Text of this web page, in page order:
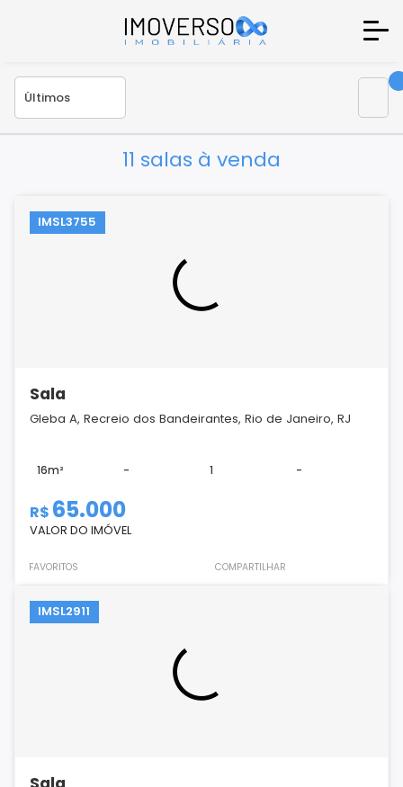
11 salas à venda
IMSL3755
Sala
Gleba A, Recreio dos Bandeirantes, Rio de Janeiro, RJ
16m² - 1 -
R$ 65.000
VALOR DO IMÓVEL
FAVORITOS COMPARTILHAR
IMSL2911